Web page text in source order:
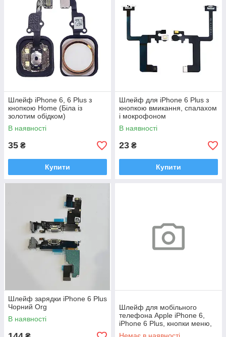
Шлейф iPhone 6, 6 Plus з
кнопкою Home (Біла із
золотим обідком)
В наявності
35 ₴
Купити
Шлейф для iPhone 6 Plus з
кнопкою вмикання, спалахом
і мокрофоном
В наявності
23 ₴
Купити
Шлейф зарядки iPhone 6 Plus
Чорний Org
В наявності
Шлейф для мобільного
телефона Apple iPhone 6,
iPhone 6 Plus, кнопки меню,
міжплатний, з компонентами